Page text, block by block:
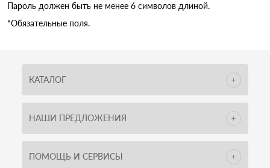
Пароль должен быть не менее 6 символов длиной.
*Обязательные поля.
КАТАЛОГ
НАШИ ПРЕДЛОЖЕНИЯ
ПОМОЩЬ И СЕРВИСЫ